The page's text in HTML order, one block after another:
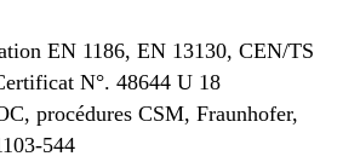
EN 1186, EN 13130, CEN/TS
N°. 48644 U 18
procédures CSM, Fraunhofer,
544